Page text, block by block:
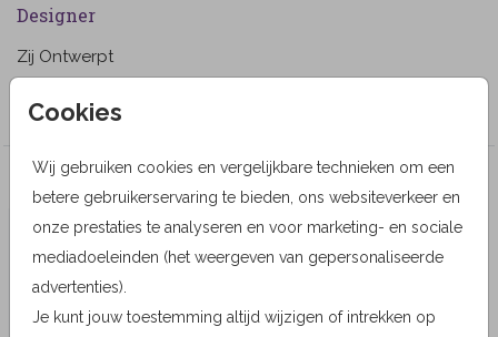
Cookies
Wij gebruiken cookies en vergelijkbare technieken om een
betere gebruikerservaring te bieden, ons websiteverkeer en
onze prestaties te analyseren en voor marketing- en sociale
mediadoeleinden (het weergeven van gepersonaliseerde
advertenties).
Je kunt jouw toestemming altijd wijzigen of intrekken op
Designer
Zij Ontwerpt
Collectie
Meer in dezelfde stijl
TEGELTJE